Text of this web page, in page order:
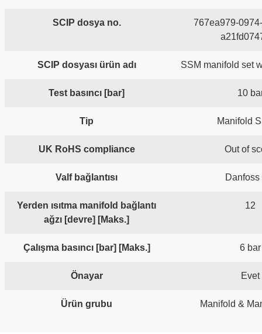
SCIP dosya no.
767ea979-
SCIP dosyası ürün adı SSM manifold set
Test basıncı [bar] 10
Tip Manifold
UK RoHS compliance Out of
Valf bağlantısı Danfoss
Yerden ısıtma manifold bağlantı
ağzı [devre] [Maks.]
12
Çalışma basıncı [bar] [Maks.] 6 bar
Önayar Evet
Ürün grubu Manifold &